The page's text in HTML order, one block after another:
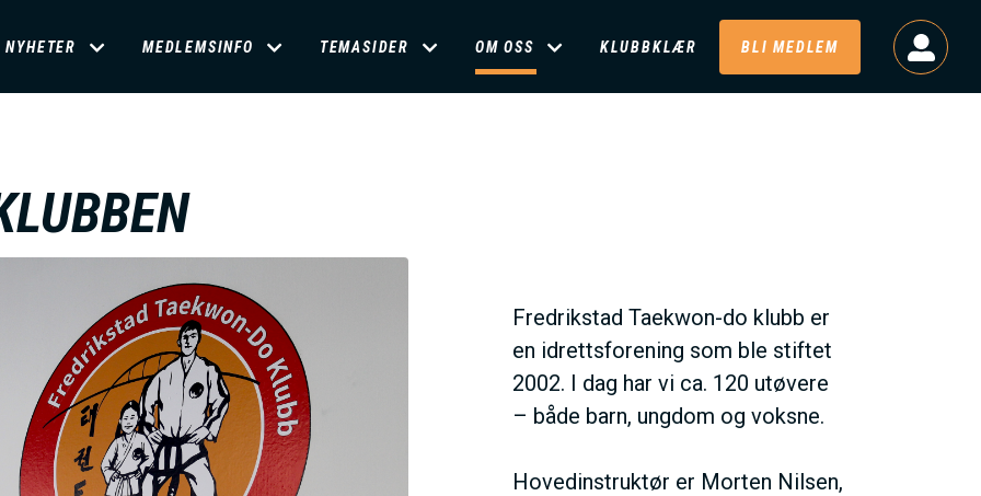
NYHETER MEDLEMSINFO TEMASIDER OM OSS KLUBBKLÆR BLI MEDLEM
Fredrikstad Taekwon-do klubb er
en idrettsforening som ble stiftet
2002. I dag har vi ca. 120 utøvere
– både barn, ungdom og voksne.
Hovedinstruktør er Morten Nilsen,